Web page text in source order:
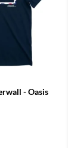
- Oasis